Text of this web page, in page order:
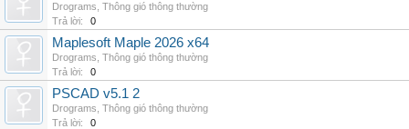
Drograms Thông gió thông thường
Trả lời:
0
Maplesoft Maple 2026 x64
Drograms Thông gió thông thường
Trả lời:
0
PSCAD v5.1 2
Drograms Thông gió thông thường
Trả lời:
0